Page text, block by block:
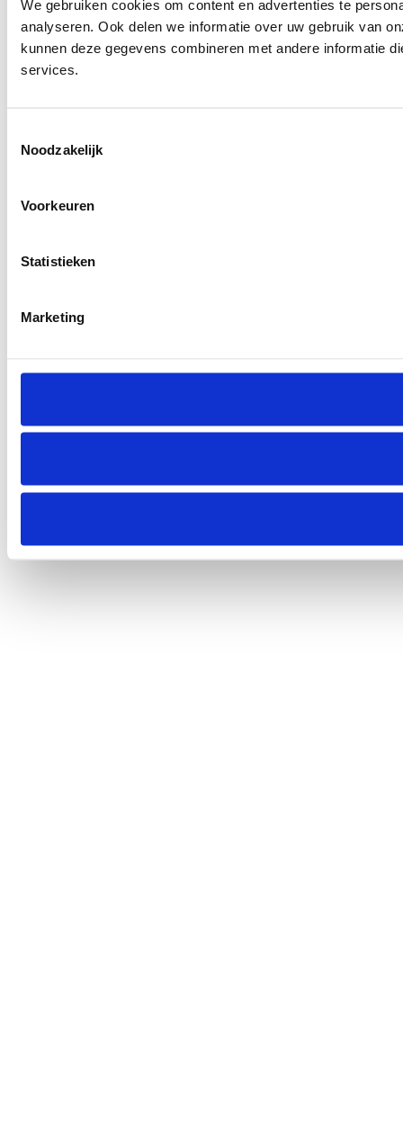
We gebruiken cookies om content en advertenties te
analyseren. Ook delen we informatie over uw gebruik van
kunnen deze gegevens combineren met andere informatie
services.
Noodzakelijk
Voorkeuren
Statistieken
Marketing